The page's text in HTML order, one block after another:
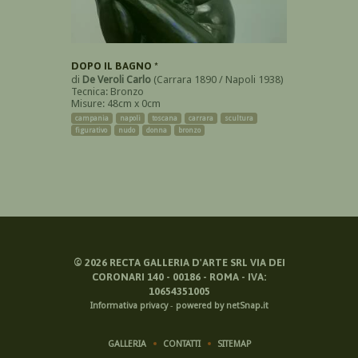
DOPO IL BAGNO *
di De Veroli Carlo (Carrara 1890 / Napoli 1938)
Tecnica: Bronzo
Misure: 48cm x 0cm
campania napoli toscana carrara
scultura
figurativo
nudo donna bronzo
© 2026RECTA GALLERIA D'ARTE SRL VIA DEI
CORONARI 140 - 00186 - ROMA - IVA:
10654351005
Informativa privacy- powered by netSnap.it
GALLERIA CONTATTI SITEMAP